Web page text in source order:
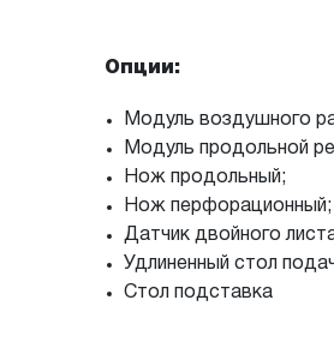
Опции:
Модуль воздушного
Модуль продольной
Нож продольный;
Нож перфорационный;
Датчик двойного
Удлиненный стол
Стол подставка